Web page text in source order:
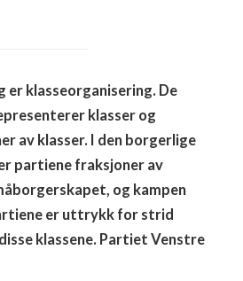
er klasseorganisering. De
klasser og
av klasser. I den borgerlige
partiene fraksjoner av
og kampen
er uttrykk for strid
klassene. Partiet Venstre